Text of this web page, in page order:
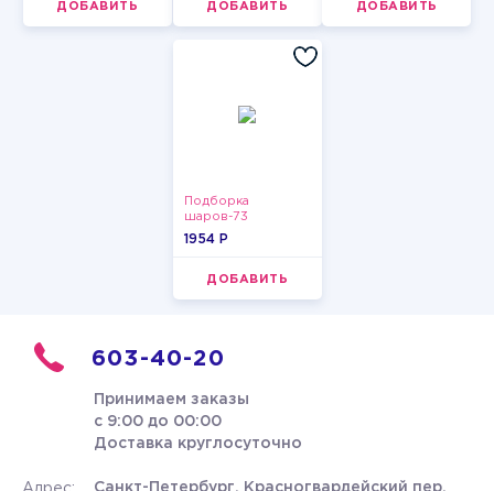
ДОБАВИТЬ ДОБАВИТЬ ДОБАВИТЬ
Подборка
шаров-73
1954 P
ДОБАВИТЬ
603-40-20
Принимаем заказы
с 9:00 до 00:00
Доставка круглосуточно
Санкт-Петербург, Красногвардейский пер.